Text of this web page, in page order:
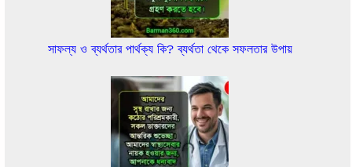
সাফল্য ও ব্যর্থতার পার্থক্য কি? ব্যর্থতা থেকে সফলতার উপায়